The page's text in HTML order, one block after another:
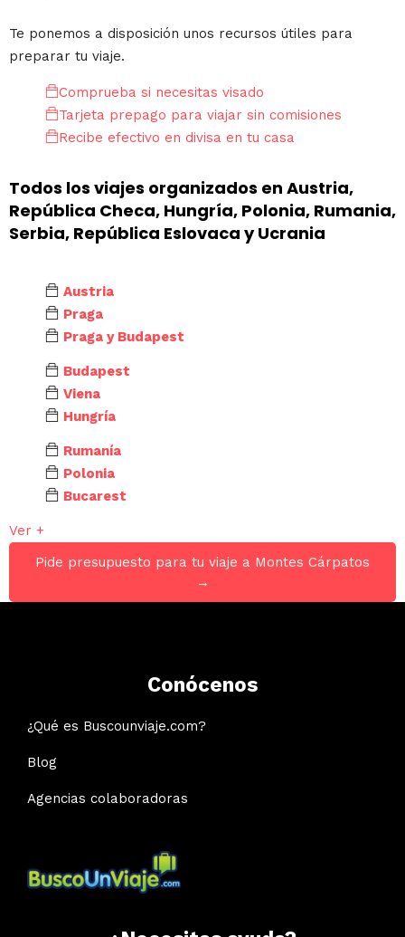
Te ponemos a disposición unos recursos útiles para
preparar tu viaje.
Comprueba si necesitas visado
Tarjeta prepago para viajar sin comisiones
Recibe efectivo en divisa en tu casa
Todos los viajes organizados en Austria,
República Checa, Hungría, Polonia, Rumania,
Serbia, República Eslovaca y Ucrania
Austria
Praga
Praga y Budapest
Budapest
Viena
Hungría
Rumanía
Polonia
Bucarest
Ver +
Pide presupuesto para tu viaje a Montes Cárpatos
→
Conócenos
¿Qué es Buscounviaje.com?
Blog
Agencias colaboradoras